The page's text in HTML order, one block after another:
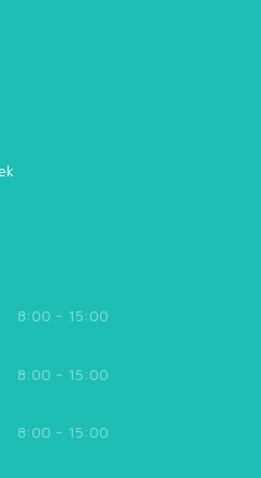
8:00 - 15:00
8:00 - 15:00
8:00 - 15:00